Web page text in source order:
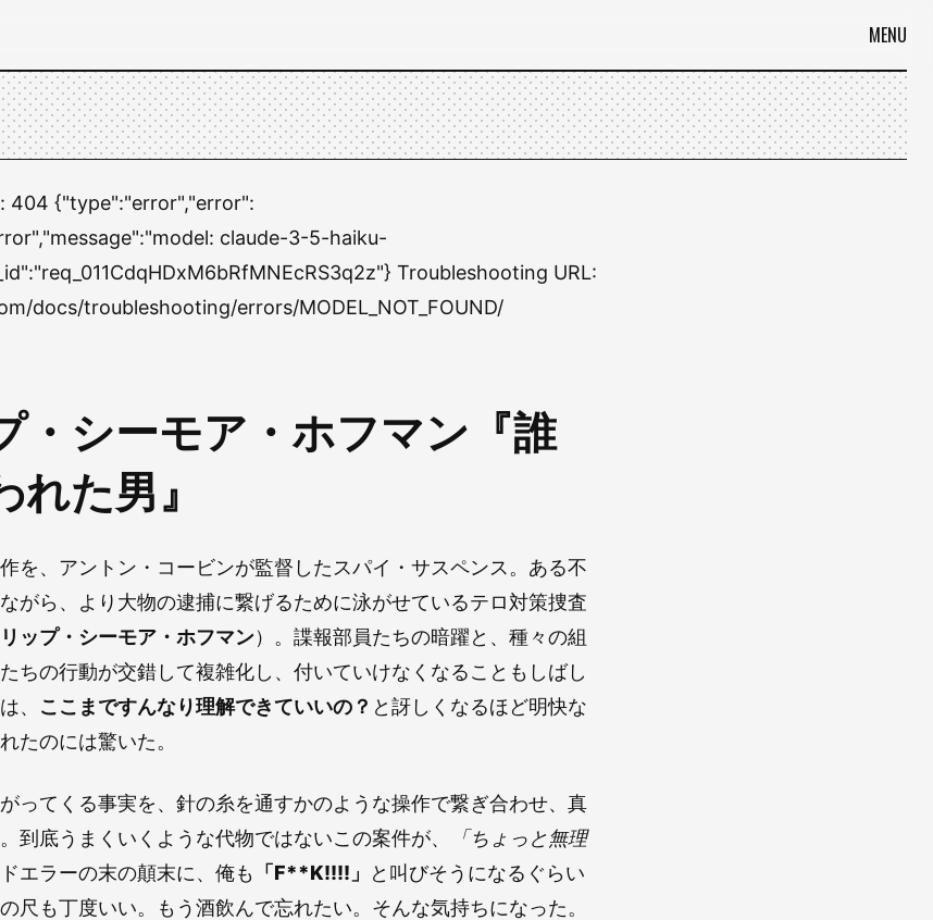
MENU
404 {"type":"error","error":
claude-3-5-haiku-
Troubleshooting URL:
docs/troubleshooting/errors/MODEL_NOT_FOUND/
・シーモア・ホフマン『誰
れた男』
を、アントン・コービンが監督したスパイ・サスペンス。ある不
がら、より大物の逮捕に繋げるために泳がせているテロ対策捜査
ップ・シーモア・ホフマン）。諜報部員たちの暗躍と、種々の組
ちの行動が交錯して複雑化し、付いていけなくなることもしばし
、 ここまですんなり理解できていいの？ と訝しくなるほど明快な
たのには驚いた。
ってくる事実を、針の糸を通すかのような操作で繋ぎ合わせ、真
到底うまくいくような代物ではないこの案件が、
「ちょっと無理
エラーの末の顛末に、俺も 「F**K!!!!」
と叫びそうになるぐらい
尺も丁度いい。もう酒飲んで忘れたい。そんな気持ちになった。